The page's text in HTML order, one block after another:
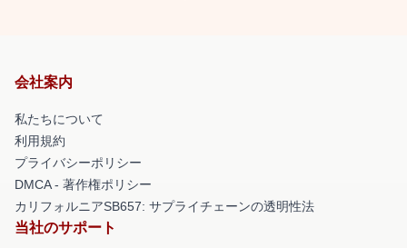
会社案内
私たちについて
利用規約
プライバシーポリシー
DMCA - 著作権ポリシー
カリフォルニアSB657: サプライチェーンの透明性法
当社のサポート